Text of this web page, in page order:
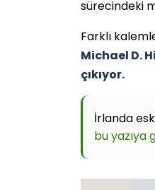
sürecindeki
Farklı
Michael D.
çıkıyor.
İrlanda
bu yazıya